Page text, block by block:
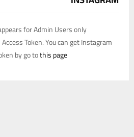
for Admin Users only:
Token. You can get Instagram
by go tothis page